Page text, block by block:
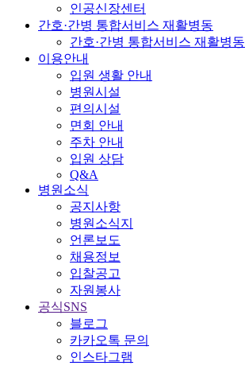
인공신장센터
간호·간병 통합서비스 재활병동
간호·간병 통합서비스 재활병동
이용안내
입원 생활 안내
병원시설
편의시설
면회 안내
주차 안내
입원 상담
Q&A
병원소식
공지사항
병원소식지
언론보도
채용정보
입찰공고
자원봉사
공식SNS
블로그
카카오톡 문의
인스타그램